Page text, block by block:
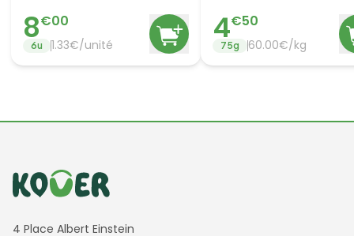
8€00
6u 1.33€/unité 4€50
75g 60.00€/kg
Informations de contact
4 Place Albert Einstein